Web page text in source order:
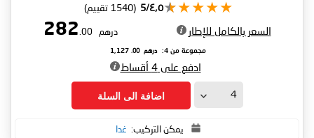
٤٫٥/5 (1540 تقييم)
السعر بالكامل للإطار درهم 282
.00
مجموعة من 4: درهم 1,127
.00
ادفع على 4 أقساط
اضافة الى السلة
يمكن التركيب: غدا